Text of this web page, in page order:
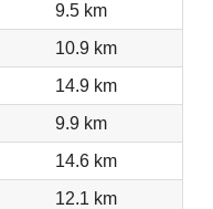
9.5 km
10.9 km
14.9 km
9.9 km
14.6 km
12.1 km